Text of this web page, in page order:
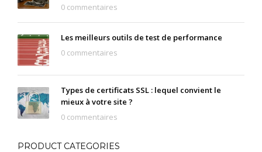
0 commentaires
Les meilleurs outils de test de performance
0 commentaires
Types de certificats SSL : lequel convient le
mieux à votre site ?
0 commentaires
PRODUCT CATEGORIES